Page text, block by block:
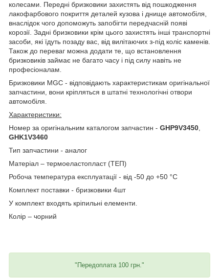
колесами. Передні бризковики захистять від пошкодження
лакофарбового покриття деталей кузова і днище автомобіля,
внаслідок чого допоможуть запобігти передчасній появі
корозії. Задні бризковики крім цього захистять інші транспортні
засоби, які їдуть позаду вас, від вилітаючих з-під коліс каменів.
Також до переваг можна додати те, що встановлення
бризковиків займає не багато часу і під силу навіть не
професіоналам.
Бризковики MGC - відповідають характеристикам оригінальної
запчастини, вони кріпляться в штатні технологічні отвори
автомобіля.
Характеристики:
Номер за оригінальним каталогом запчастин - GHP9V3450,
GHK1V3460
Тип запчастини - аналог
Матеріал – термоеластопласт (ТЕП)
Робоча температура експлуатації - від -50 до +50 °C
Комплект поставки - бризковики 4шт
У комплект входять кріпильні елементи.
Колір – чорний
"Передоплата 100 грн."